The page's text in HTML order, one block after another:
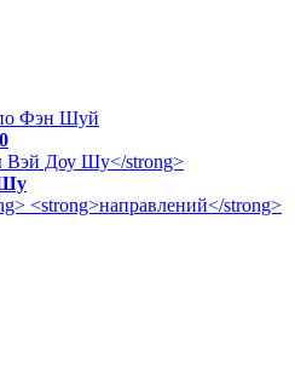
Фэн Шуй